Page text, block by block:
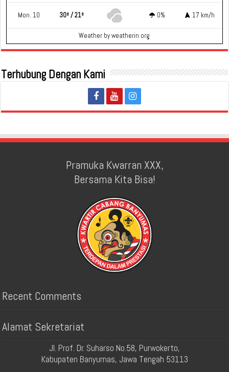
Mon. 10 30º / 21º 0% 17 km/h
Weather by weatherin.org
Terhubung Dengan Kami
Pramuka Kwarran XXX,
Bersama Kita Bisa!
Recent Comments
Alamat Sekretariat
Jl. Prof. Dr. Suharso No.58, Purwokerto,
Kabupaten Banyumas, Jawa Tengah 53113